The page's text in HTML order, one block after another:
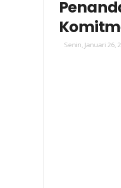
Senin, Januari 26,